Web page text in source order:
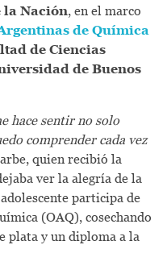
la Nación, en el marco
de Química
de Ciencias
de Buenos
hace sentir no solo
comprender cada vez
quien recibió la
ver la alegría de la
participa de
(OAQ), cosechando
plata y un diploma a la